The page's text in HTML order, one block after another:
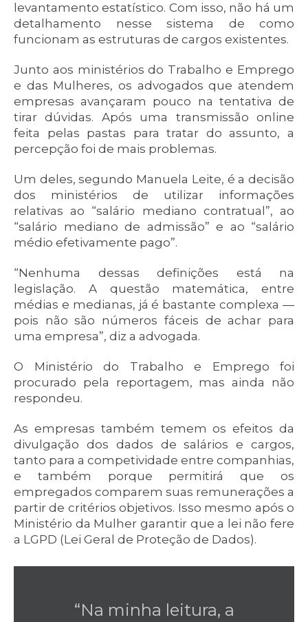
levantamento estatístico. Com isso, não há um
detalhamento nesse sistema de como
funcionam as estruturas de cargos existentes.
Junto aos ministérios do Trabalho e Emprego
e das Mulheres, os advogados que atendem
empresas avançaram pouco na tentativa de
tirar dúvidas. Após uma transmissão online
feita pelas pastas para tratar do assunto, a
percepção foi de mais problemas.
Um deles, segundo Manuela Leite, é a decisão
dos ministérios de utilizar informações
relativas ao “salário mediano contratual”, ao
“salário mediano de admissão” e ao “salário
médio efetivamente pago”.
“Nenhuma dessas definições está na
legislação. A questão matemática, entre
médias e medianas, já é bastante complexa —
pois não são números fáceis de achar para
uma empresa”, diz a advogada.
O Ministério do Trabalho e Emprego foi
procurado pela reportagem, mas ainda não
respondeu.
As empresas também temem os efeitos da
divulgação dos dados de salários e cargos,
tanto para a competividade entre companhias,
e também porque permitirá que os
empregados comparem suas remunerações a
partir de critérios objetivos. Isso mesmo após o
Ministério da Mulher garantir que a lei não fere
a LGPD (Lei Geral de Proteção de Dados).
“Na minha leitura, a